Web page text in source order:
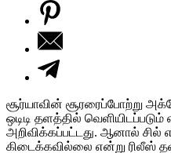
சூர்யாவின் சூரரைப்போற்று
ஒடிடி தளத்தில்
அறிவிக்கப்பட்டது. ஆனால் சில்
கிடைக்கவில்லை என்று ரிலீஸ்